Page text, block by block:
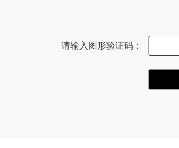
请输入图形验证码：